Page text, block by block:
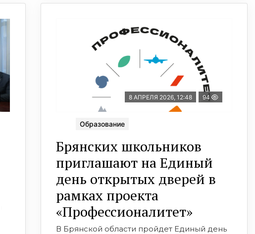
8 АПРЕЛЯ 2026, 12:48 94
Образование
Брянских школьников
приглашают на Единый
день открытых дверей в
рамках проекта
«Профессионалитет»
В Брянской области пройдет Единый день